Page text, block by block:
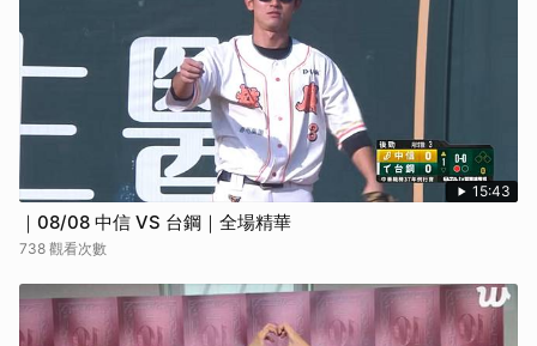
15:43
｜08/08 中信 VS 台鋼｜全場精華
738 觀看次數